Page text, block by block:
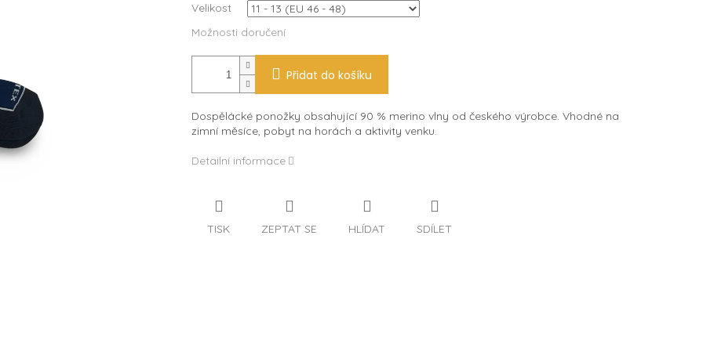
Velikost
Možnosti doručení
Přidat do košíku
Dospělácké ponožky obsahující 90 % merino vlny od českého výrobce. Vhodné na
zimní měsíce, pobyt na horách a aktivity venku.
Detailní informace
TISK ZEPTAT SE HLÍDAT SDÍLET